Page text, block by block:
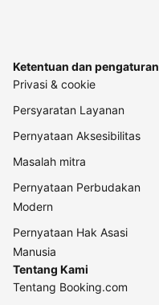
Ketentuan dan pengaturan
Privasi & cookie
Persyaratan Layanan
Pernyataan Aksesibilitas
Masalah mitra
Pernyataan Perbudakan
Modern
Pernyataan Hak Asasi
Manusia
Tentang Kami
Tentang Booking.com